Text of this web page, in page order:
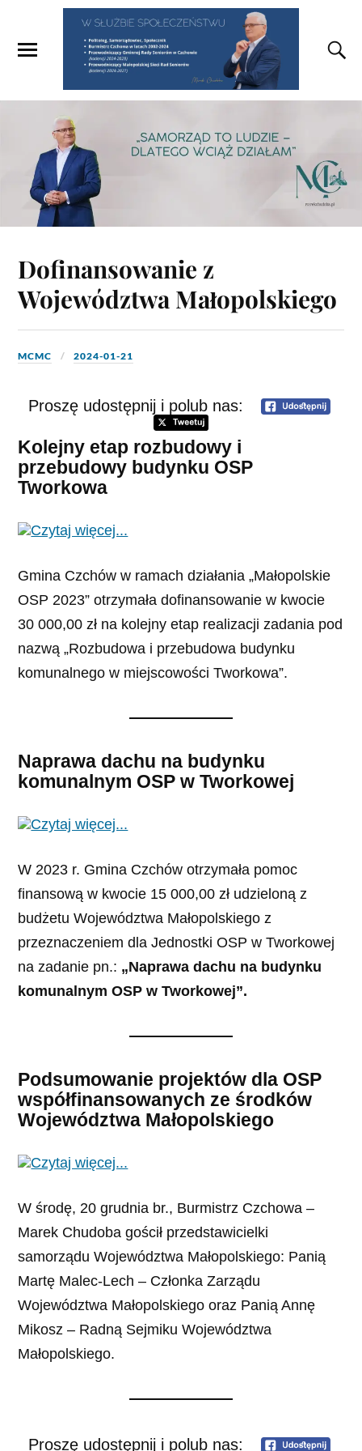
Dofinansowanie z
Województwa Małopolskiego
MCMC 2024-01-21
Proszę udostępnij i polub nas:
Kolejny etap rozbudowy i
przebudowy budynku OSP
Tworkowa
Gmina Czchów w ramach działania „Małopolskie
OSP 2023” otrzymała dofinansowanie w kwocie
30 000,00 zł na kolejny etap realizacji zadania pod
nazwą „Rozbudowa i przebudowa budynku
komunalnego w miejscowości Tworkowa”.
Naprawa dachu na budynku
komunalnym OSP w Tworkowej
W 2023 r. Gmina Czchów otrzymała pomoc
finansową w kwocie 15 000,00 zł udzieloną z
budżetu Województwa Małopolskiego z
przeznaczeniem dla Jednostki OSP w Tworkowej
na zadanie pn.: „Naprawa dachu na budynku
komunalnym OSP w Tworkowej”.
Podsumowanie projektów dla OSP
współfinansowanych ze środków
Województwa Małopolskiego
W środę, 20 grudnia br., Burmistrz Czchowa –
Marek Chudoba gościł przedstawicielki
samorządu Województwa Małopolskiego: Panią
Martę Malec-Lech – Członka Zarządu
Województwa Małopolskiego oraz Panią Annę
Mikosz – Radną Sejmiku Województwa
Małopolskiego.
Proszę udostępnij i polub nas: